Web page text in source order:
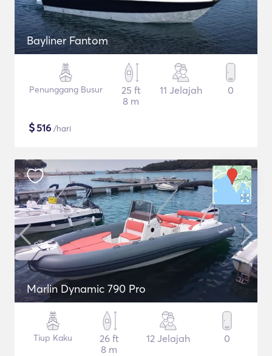
Bayliner Fantom
Penunggang Busur
25 ft
8 m
11 Jelajah 0
$516 /hari
Marlin Dynamic 790 Pro
Tiup Kaku
26 ft
8 m
12 Jelajah 0